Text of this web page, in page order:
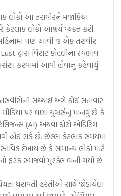
લોકો આ તસવીરને મજાકિયા
કેટલાક લોકો આશ્ચર્ય વ્યક્ત કરી
પણ આવી જ એક તસવીર
દ્વારા વિરાટ કોહલીના સ્વભાવ
કરવામાં આવી હોવાનું કહેવાયું
સચ્ચાઈ અંગે કોઈ સત્તાવાર
પર ઘણા યુઝર્સનું માનવું છે કે
(AI) અથવા ફોટો એડિટિંગ
હોઈ શકે છે. છેલ્લા કેટલાક સમયમાં
દેખાય છે કે સામાન્ય લોકો માટે
ફરક સમજવો મુશ્કેલ બની ગયો છે.
ધરાવતી હસ્તીઓ સાથે જોડાયેલા